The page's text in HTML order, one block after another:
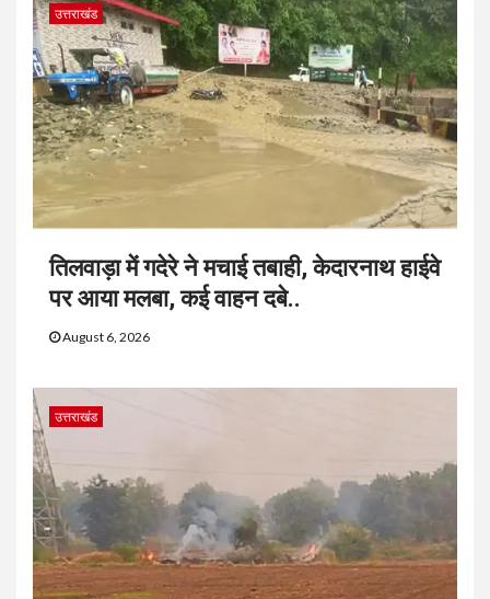
उत्तराखंड
तिलवाड़ा में गदेरे ने मचाई तबाही, केदारनाथ हाईवे
पर आया मलबा, कई वाहन दबे..
August 6, 2026
उत्तराखंड